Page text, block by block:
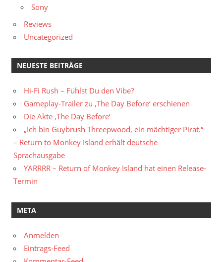
Sony
Reviews
Uncategorized
NEUESTE BEITRÄGE
Hi-Fi Rush – Fühlst Du den Vibe?
Gameplay-Trailer zu ‚The Day Before‘ erschienen
Die Akte ‚The Day Before‘
„Ich bin Guybrush Threepwood, ein mächtiger Pirat.“
– Return to Monkey Island erhält deutsche
Sprachausgabe
YARRRR – Return of Monkey Island hat einen Release-
Termin
META
Anmelden
Eintrags-Feed